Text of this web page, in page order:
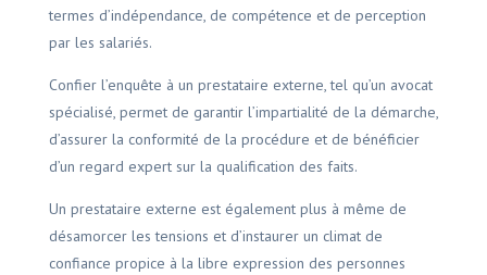
termes d’indépendance, de compétence et de perception
par les salariés.
Confier l’enquête à un prestataire externe, tel qu’un avocat
spécialisé, permet de garantir l’impartialité de la démarche,
d’assurer la conformité de la procédure et de bénéficier
d’un regard expert sur la qualification des faits.
Un prestataire externe est également plus à même de
désamorcer les tensions et d’instaurer un climat de
confiance propice à la libre expression des personnes